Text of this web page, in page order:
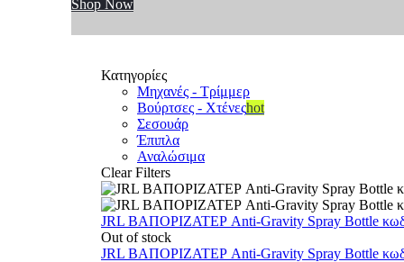
Shop Now
Κατηγορίες
Μηχανές - Τρίμμερ
Βούρτσες - Χτένεςhot
Σεσουάρ
Έπιπλα
Αναλώσιμα
Clear Filters
JRL ΒΑΠΟΡΙΖΑΤΕΡ Anti-Gravity Spray Bottle
Out of stock
JRL ΒΑΠΟΡΙΖΑΤΕΡ Anti-Gravity Spray Bottle